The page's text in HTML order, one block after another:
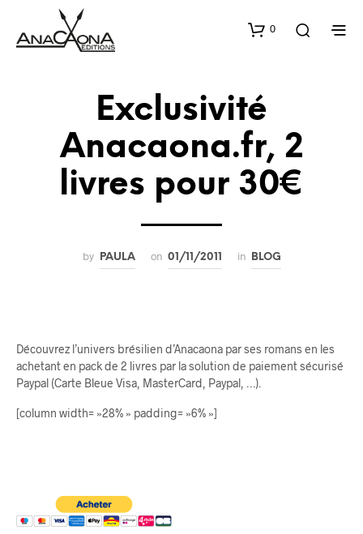
0
Exclusivité
Anacaona.fr, 2
livres pour 30€
by PAULA on 01/11/2011 in BLOG
Découvrez l’univers brésilien d’Anacaona par ses romans en les
achetant en pack de 2 livres par la solution de paiement sécurisé
Paypal (Carte Bleue Visa, MasterCard, Paypal, …).
[column width= »28% » padding= »6% »]